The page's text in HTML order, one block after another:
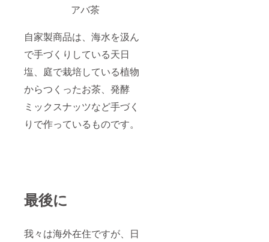
アバ茶
自家製商品は、海水を汲ん
で手づくりしている天日
塩、庭で栽培している植物
からつくったお茶、発酵
ミックスナッツなど手づく
りで作っているものです。
最後に
我々は海外在住ですが、日